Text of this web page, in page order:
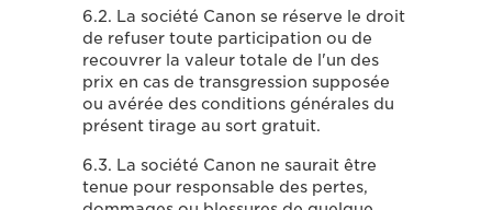
6.2. La société Canon se réserve le droit
de refuser toute participation ou de
recouvrer la valeur totale de l'un des
prix en cas de transgression supposée
ou avérée des conditions générales du
présent tirage au sort gratuit.
6.3. La société Canon ne saurait être
tenue pour responsable des pertes,